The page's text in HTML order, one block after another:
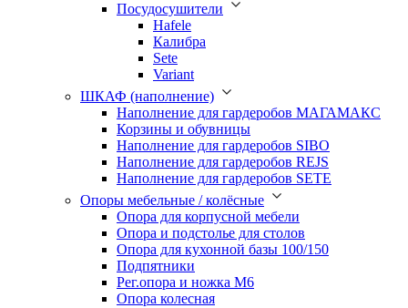
Посудосушители
Hafele
Калибра
Sete
Variant
ШКАФ (наполнение)
Наполнение для гардеробов МАГАМАКС
Корзины и обувницы
Наполнение для гардеробов SIBO
Наполнение для гардеробов REJS
Наполнение для гардеробов SETE
Опоры мебельные / колёсные
Опора для корпусной мебели
Опора и подстолье для столов
Опора для кухонной базы 100/150
Подпятники
Рег.опора и ножка М6
Опора колесная